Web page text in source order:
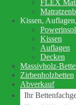
FLEX
Kissen,
Kissen
Auflagen
Decken
Massivholz-
Zirbenholzbetten
Abverkauf
Ihr